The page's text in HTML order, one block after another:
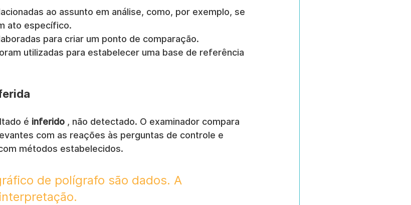
ao assunto em análise, como, por exemplo, se
ato específico.
para criar um ponto de comparação.
utilizadas para estabelecer uma base de referência
é inferido , não detectado. O examinador compara
com as reações às perguntas de controle e
métodos estabelecidos.
de polígrafo são dados. A